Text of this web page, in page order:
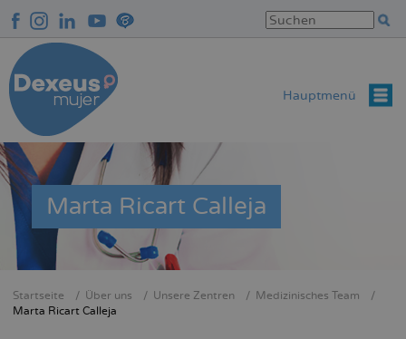
zum
Inhalt
Hauptmenü
Marta Ricart Calleja
Breadcrumb
Startseite Über uns Unsere Zentren
Medizinisches Team
Marta Ricart Calleja